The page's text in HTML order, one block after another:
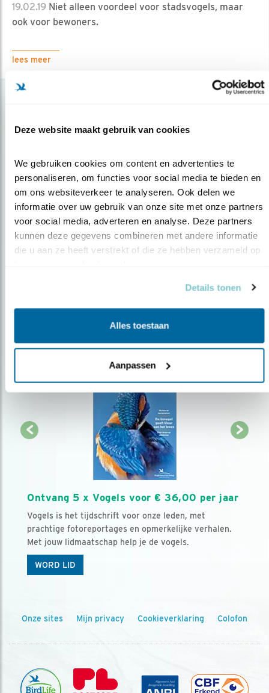
Deze website maakt gebruik van cookies
We gebruiken cookies om content en advertenties te
personaliseren, om functies voor social media te bieden en
om ons websiteverkeer te analyseren. Ook delen we
informatie over uw gebruik van onze site met onze partners
voor social media, adverteren en analyse. Deze partners
kunnen deze gegevens combineren met andere informatie
die u aan ze heeft verstrekt of die ze hebben verzameld op
Details tonen
Alles toestaan
Aanpassen
19.02.19 Niet alleen voordeel voor stadsvogels, maar
ook voor bewoners.
lees meer
Op de hoogte blijven?
over vogels en activiteiten van Vogelbescherming.
AANMELDEN VOGELNIEUWS
Ontvang 5 x Vogels voor € 36,00 per jaar
Vogels is het tijdschrift voor onze leden, met
prachtige fotoreportages en opmerkelijke verhalen.
Met jouw lidmaatschap help je de vogels.
WORD LID
Onze sites Mijn privacy Cookieverklaring Colofon